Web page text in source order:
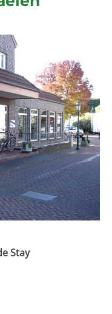
Stay